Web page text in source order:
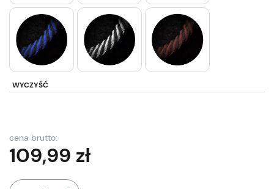
WYCZYŚĆ
cena brutto:
109,99 zł